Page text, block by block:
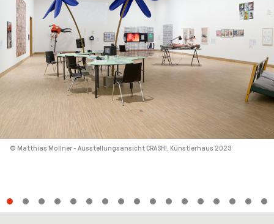
© Matthias Mollner - Ausstellungsansicht CRASH!, Künstlerhaus 2023